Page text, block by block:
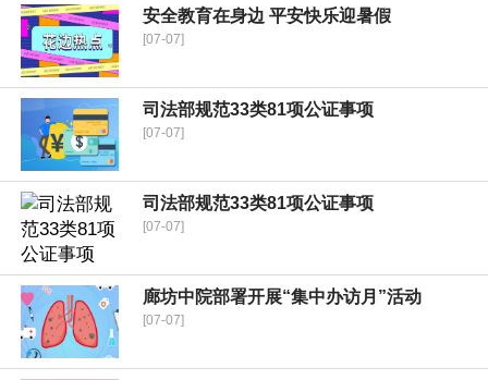
安全教育在身边 平安快乐迎暑假
[07-07]
司法部规范33类81项公证事项
[07-07]
司法部规范33类81项公证事项
[07-07]
廊坊中院部署开展“集中办访月”活动
[07-07]